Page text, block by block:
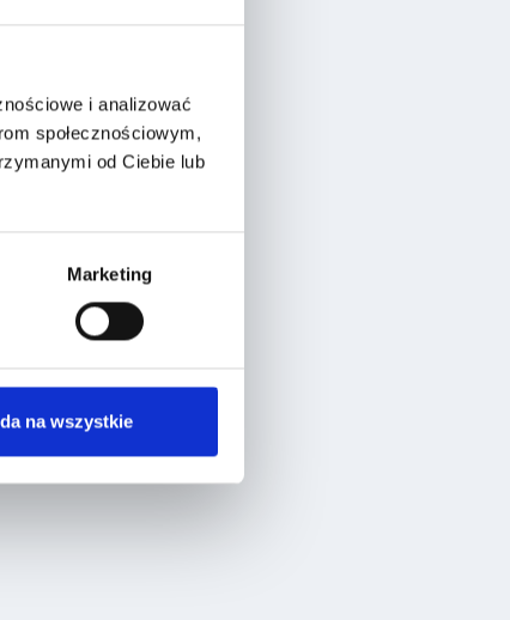
i analizować
społecznościowym,
od Ciebie lub
Marketing
na wszystkie